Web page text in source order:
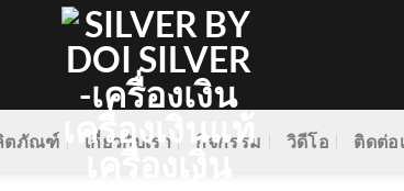
ตภัณฑ์ เกี่ยวกับเรา กิจกรรม วิดีโอ ติดต่อ